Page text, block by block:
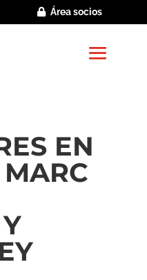
Área socios
EN